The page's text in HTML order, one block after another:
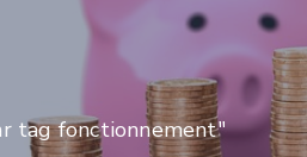
tag fonctionnement"